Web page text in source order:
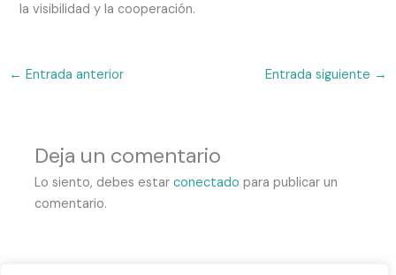
la visibilidad y la cooperación.
← Entrada anterior Entrada siguiente →
Deja un comentario
Lo siento, debes estarconectado para publicar un
comentario.